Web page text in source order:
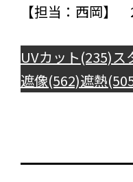
【担当：西岡】
UVカット(235)ス
遮像(562)遮熱